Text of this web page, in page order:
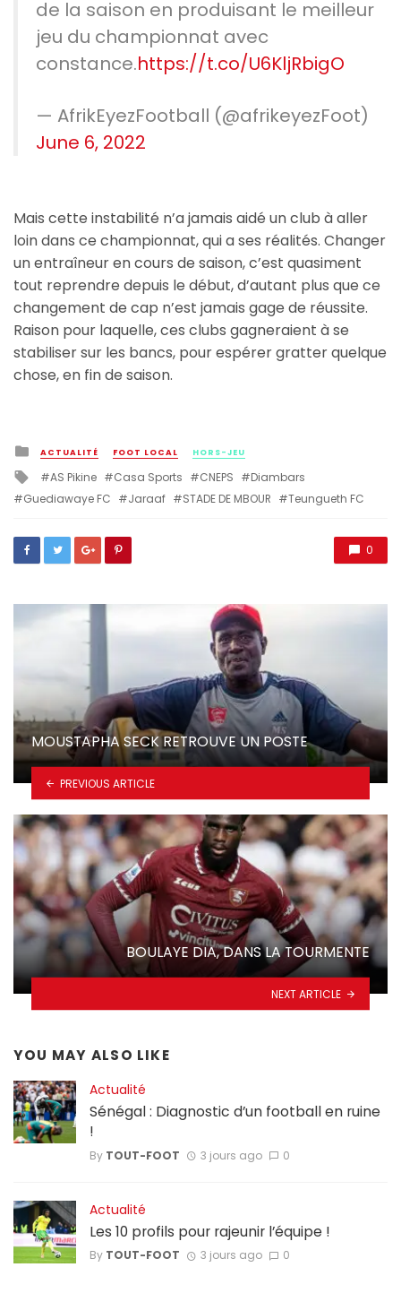
de la saison en produisant le meilleur
jeu du championnat avec
constance.https://t.co/U6KljRbigO
— AfrikEyezFootball (@afrikeyezFoot)
June 6, 2022
Mais cette instabilité n’a jamais aidé un club à aller
loin dans ce championnat, qui a ses réalités. Changer
un entraîneur en cours de saison, c’est quasiment
tout reprendre depuis le début, d’autant plus que ce
changement de cap n’est jamais gage de réussite.
Raison pour laquelle, ces clubs gagneraient à se
stabiliser sur les bancs, pour espérer gratter quelque
chose, en fin de saison.
Posted
in
ACTUALITÉ FOOT LOCAL HORS-JEU
Tagged
with
AS Pikine Casa Sports CNEPS
Diambars
Guediawaye FC
Jaraaf STADE DE MBOUR Teungueth FC
0
MOUSTAPHA SECK RETROUVE UN POSTE
PREVIOUS ARTICLE
BOULAYE DIA, DANS LA TOURMENTE
NEXT ARTICLE
YOU MAY ALSO LIKE
Actualité
Sénégal : Diagnostic d’un football en ruine
!
By TOUT-FOOT 3 jours ago 0
Actualité
Les 10 profils pour rajeunir l’équipe !
By TOUT-FOOT 3 jours ago 0